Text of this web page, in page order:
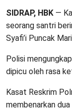
SIDRAP, HBK —
seorang santri
Syafi’i Puncak
Polisi
dipicu oleh rasa
Kasat Reskrim
membenarkan